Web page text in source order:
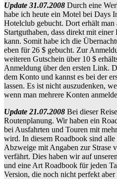
Update 31.07.2008 Durch eine
habe ich heute ein Motel bei Days
Hotelclub gebucht. Dort erhält man
Startguthaben, dass direkt mit
kann. Somit habe ich die
eben für 26 $ gebucht. Zur
weiteren Gutschein über 10 $
Anmeldung über den ersten Link.
dem Konto und kannst es bei der
lassen. Es ist nicht auszudenken,
wenn man mehrere Konten
Update 21.07.2008 Bei dieser
Routenplanung. Wir haben ein
bei Ausfahrten und Touren mit
wird. In diesem Roadbook sind alle
Abzweige mit Angaben zur Strase
verfährt. Dies haben wir auf
und eine Art Roadbook für jeden
Version, die noch nicht perfekt